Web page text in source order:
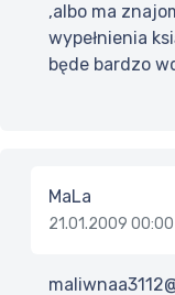
,albo ma
wypełnienia
będe bardzo
MaLa
21.01.2009 00:00